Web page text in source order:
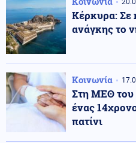
Κέρκυρα: Σε
ανάγκης το
Κοινωνία
Στη ΜΕΘ του
ένας
πατίνι